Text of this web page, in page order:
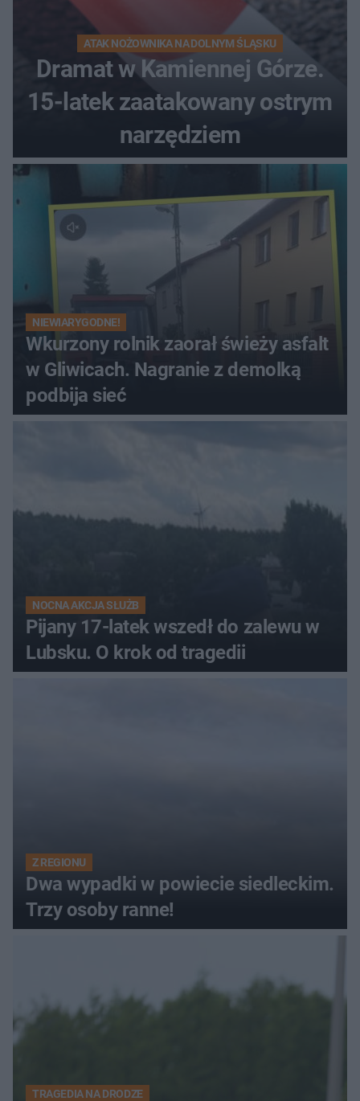
ATAK NOŻOWNIKA NA DOLNYM ŚLĄSKU
Dramat w Kamiennej Górze.
15-latek zaatakowany ostrym
narzędziem
NIEWIARYGODNE!
Wkurzony rolnik zaorał świeży asfalt
w Gliwicach. Nagranie z demolką
podbija sieć
NOCNA AKCJA SŁUŻB
Pijany 17-latek wszedł do zalewu w
Lubsku. O krok od tragedii
Z REGIONU
Dwa wypadki w powiecie siedleckim.
Trzy osoby ranne!
TRAGEDIA NA DRODZE